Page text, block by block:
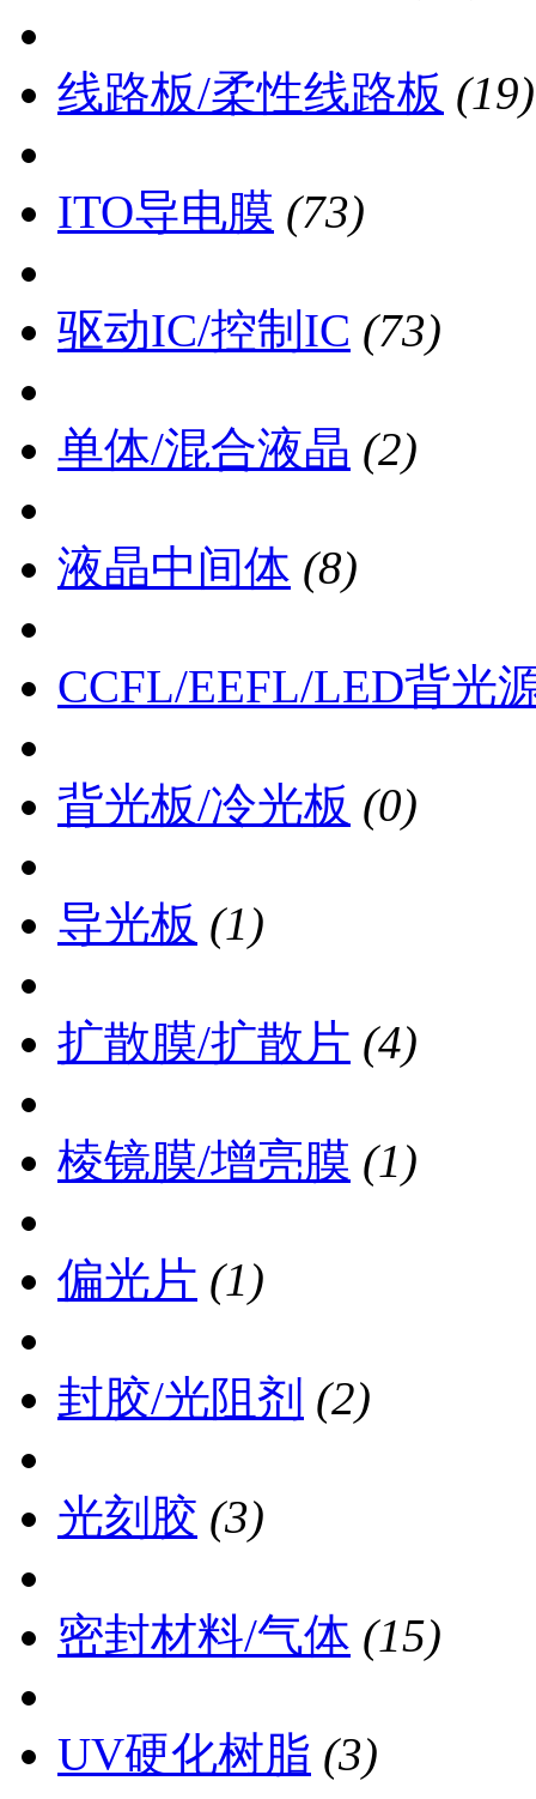
线路板/柔性线路板 (19)
ITO导电膜 (73)
驱动IC/控制IC (73)
单体/混合液晶 (2)
液晶中间体 (8)
CCFL/EEFL/LED背光
背光板/冷光板 (0)
导光板 (1)
扩散膜/扩散片 (4)
棱镜膜/增亮膜 (1)
偏光片 (1)
封胶/光阻剂 (2)
光刻胶 (3)
密封材料/气体 (15)
UV硬化树脂 (3)